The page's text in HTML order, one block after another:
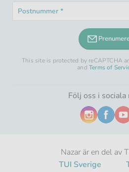
Nazar är en del av
TUI Sverige
fält
Postnummer
Obligatoriskt
This site is protected by reCAPTCHA
andTerms of
Följ oss i